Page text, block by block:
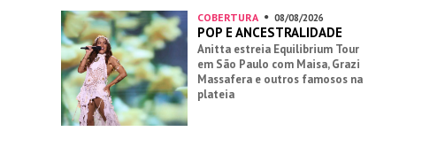
COBERTURA 08/08/2026
POP E ANCESTRALIDADE
Anitta estreia Equilibrium Tour
em São Paulo com Maisa, Grazi
Massafera e outros famosos na
plateia